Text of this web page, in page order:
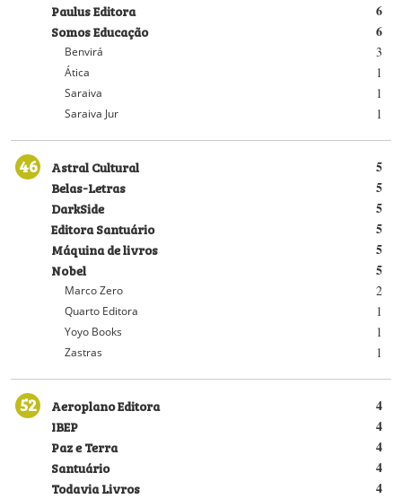
6
Paulus Editora
6
Somos Educação
3
Benvirá
1
Ática
1
Saraiva
1
Saraiva Jur
46 5
Astral Cultural
5
Belas-Letras
5
DarkSide
5
Editora Santuário
5
Máquina de livros
5
Nobel
2
Marco Zero
1
Quarto Editora
1
Yoyo Books
1
Zastras
52 4
Aeroplano Editora
4
IBEP
4
Paz e Terra
4
Santuário
4
Todavia Livros